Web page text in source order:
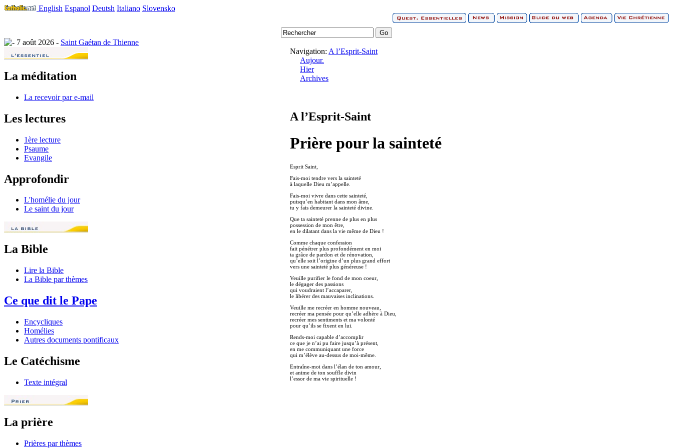
English Espanol Deutsh Italiano Slovensko
7 août 2026 - Saint Gaétan de Thienne
La méditation
La recevoir par e-mail
Les lectures
1ère lecture
Psaume
Evangile
Approfondir
L'homélie du jour
Le saint du jour
La Bible
Lire la Bible
La Bible par thèmes
Ce que dit le Pape
Encycliques
Homélies
Autres documents pontificaux
Le Catéchisme
Texte intégral
La prière
Prières par thèmes
Navigation: A l’Esprit-Saint
Aujour.
Hier
Archives
A l’Esprit-Saint
Prière pour la sainteté
Esprit Saint,
Fais-moi tendre vers la sainteté
à laquelle Dieu m’appelle.
Fais-moi vivre dans cette sainteté,
puisqu’en habitant dans mon âme,
tu y fais demeurer la sainteté divine.
Que ta sainteté prenne de plus en plus
possession de mon être,
en le dilatant dans la vie même de Dieu !
Comme chaque confession
fait pénétrer plus profondément en moi
ta grâce de pardon et de rénovation,
qu’elle soit l’origine d’un plus grand effort
vers une sainteté plus généreuse !
Veuille purifier le fond de mon coeur,
le dégager des passions
qui voudraient l’accaparer,
le libérer des mauvaises inclinations.
Veuille me recréer en homme nouveau,
recréer ma pensée pour qu’elle adhère à Dieu,
recréer mes sentiments et ma volonté
pour qu’ils se fixent en lui.
Rends-moi capable d’accomplir
ce que je n’ai pu faire jusqu’à présent,
en me communiquant une force
qui m’élève au-dessus de moi-même.
Entraîne-moi dans l’élan de ton amour,
et anime de ton souffle divin
l’essor de ma vie spirituelle !